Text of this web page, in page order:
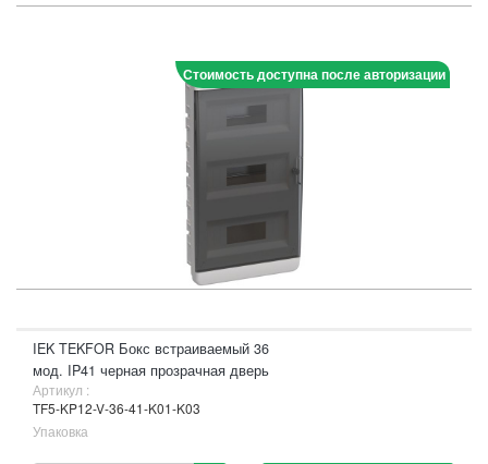
Стоимость доступна после авторизации
IEK TEKFOR Бокс встраиваемый 36
мод. IP41 черная прозрачная дверь
Артикул :
TF5-KP12-V-36-41-K01-K03
Упаковка